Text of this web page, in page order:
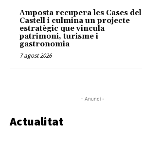
Amposta recupera les Cases del
Castell i culmina un projecte
estratègic que vincula
patrimoni, turisme i
gastronomia
7 agost 2026
- Anunci -
Actualitat